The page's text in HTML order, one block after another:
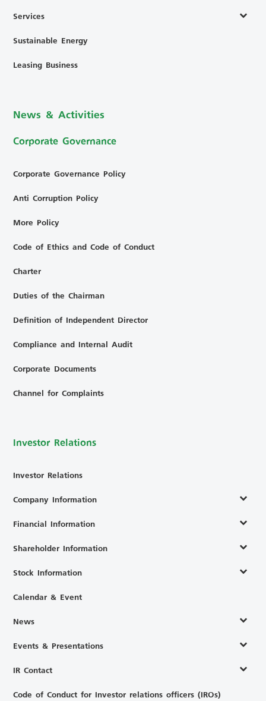
Services
Sustainable Energy
Leasing Business
News & Activities
Corporate Governance
Corporate Governance Policy
Anti Corruption Policy
More Policy
Code of Ethics and Code of Conduct
Charter
Duties of the Chairman
Definition of Independent Director
Compliance and Internal Audit
Corporate Documents
Channel for Complaints
Investor Relations
Investor Relations
Company Information
Financial Information
Shareholder Information
Stock Information
Calendar & Event
News
Events & Presentations
IR Contact
Code of Conduct for Investor relations officers (IROs)